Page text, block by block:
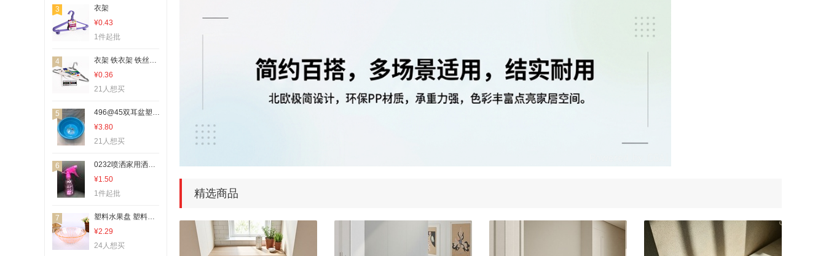
勺、调羹
隐形眼镜盒
家用盆
其他杯子
其他酒具
其他塑料包装容器
吸管杯
收纳篮、置物篮、收纳筐
一次性医用耗材
其他分类
其他架类
多层置物架
层架
3
衣架
¥0.43
1件起批
4
衣架 铁衣架 铁丝衣架
¥0.36
21人想买
5
496@45双耳盆塑料盆洗脸盆
¥3.80
21人想买
6
0232喷洒家用洒水壶小喷瓶喷雾瓶酒精喷壶喷壶
¥1.50
1件起批
7
塑料水果盘 塑料果盘 果盘 水果盘
¥2.29
24人想买
精选商品